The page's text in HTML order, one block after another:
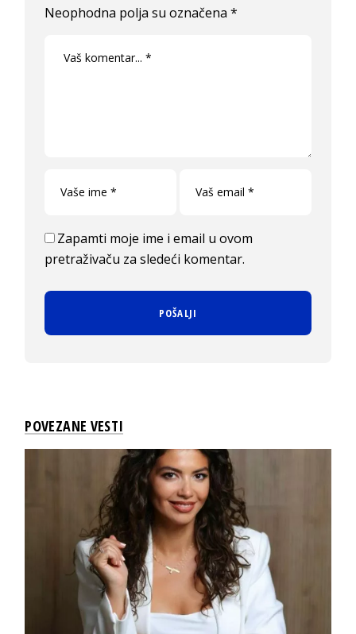
Neophodna polja su označena*
Zapamti moje ime i email u ovom
pretraživaču za sledeći komentar.
POVEZANE VESTI